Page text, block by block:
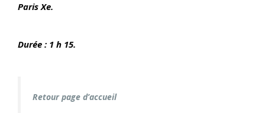
Paris Xe.
Durée : 1 h 15.
Retour page d’accueil